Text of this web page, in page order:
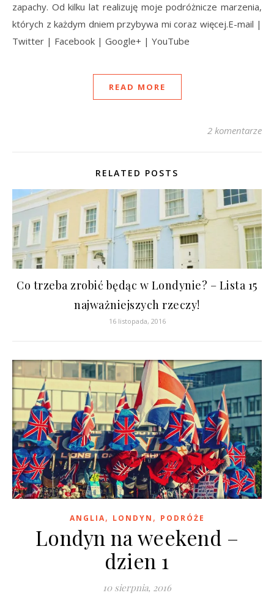
zapachy. Od kilku lat realizuję moje podróżnicze marzenia,
których z każdym dniem przybywa mi coraz więcej.E-mail |
Twitter | Facebook | Google+ | YouTube
READ MORE
2 komentarze
RELATED POSTS
Co trzeba zrobić będąc w Londynie? – Lista 15
najważniejszych rzeczy!
16 listopada, 2016
ANGLIA, LONDYN , PODRÓŻE
Londyn na weekend –
dzien 1
10 sierpnia, 2016